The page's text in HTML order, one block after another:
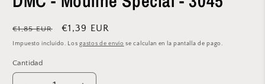
modal
Precio
habitual
€1,85 EUR
Precio
de
€1,39 EUR
Impuesto incluido. Losgastos de envío se calculan en la pantalla de pago.
Cantidad